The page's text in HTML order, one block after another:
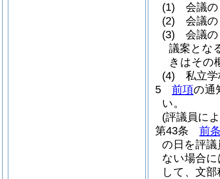
(1)
会議
(2)
会議
(3)
会議
議案とな
きはその
(4)
私立
5
前項の通
い。
(評議員に
第43条
前
の日を評
ない場合
して、文